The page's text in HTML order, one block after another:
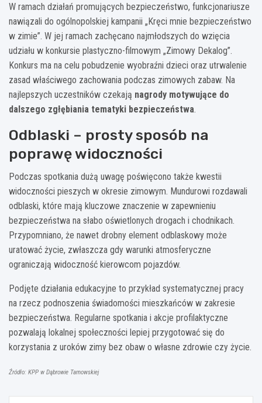
W ramach działań promujących bezpieczeństwo, funkcjonariusze
nawiązali do ogólnopolskiej kampanii „Kręci mnie bezpieczeństwo
w zimie”. W jej ramach zachęcano najmłodszych do wzięcia
udziału w konkursie plastyczno-filmowym „Zimowy Dekalog”.
Konkurs ma na celu pobudzenie wyobraźni dzieci oraz utrwalenie
zasad właściwego zachowania podczas zimowych zabaw. Na
najlepszych uczestników czekają nagrody motywujące do
dalszego zgłębiania tematyki bezpieczeństwa.
Odblaski – prosty sposób na
poprawę widoczności
Podczas spotkania dużą uwagę poświęcono także kwestii
widoczności pieszych w okresie zimowym. Mundurowi rozdawali
odblaski, które mają kluczowe znaczenie w zapewnieniu
bezpieczeństwa na słabo oświetlonych drogach i chodnikach.
Przypomniano, że nawet drobny element odblaskowy może
uratować życie, zwłaszcza gdy warunki atmosferyczne
ograniczają widoczność kierowcom pojazdów.
Podjęte działania edukacyjne to przykład systematycznej pracy
na rzecz podnoszenia świadomości mieszkańców w zakresie
bezpieczeństwa. Regularne spotkania i akcje profilaktyczne
pozwalają lokalnej społeczności lepiej przygotować się do
korzystania z uroków zimy bez obaw o własne zdrowie czy życie.
Źródło: KPP w Dąbrowie Tarnowskiej